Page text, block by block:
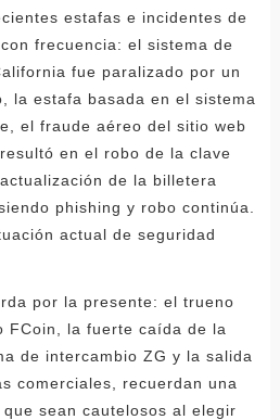
estafas e incidentes de
frecuencia: el sistema de
fue paralizado por un
la estafa basada en el sistema
el fraude aéreo del sitio web
en el robo de la clave
de la billetera
phishing y robo continúa.
actual de seguridad
por la presente: el trueno
FCoin, la fuerte caída de la
de intercambio ZG y la salida
comerciales, recuerdan una
sean cautelosos al elegir